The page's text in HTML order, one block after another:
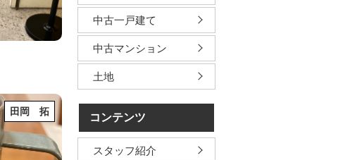
田岡 拓
中古一戸建て
中古マンション
土地
コンテンツ
スタッフ紹介